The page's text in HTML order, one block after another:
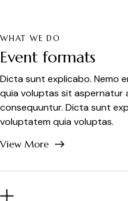
WHAT WE DO
Event formats
Dicta sunt explicabo. Nemo
quia voluptas sit
consequuntur. Dicta sunt
voluptatem quia voluptas.
View More